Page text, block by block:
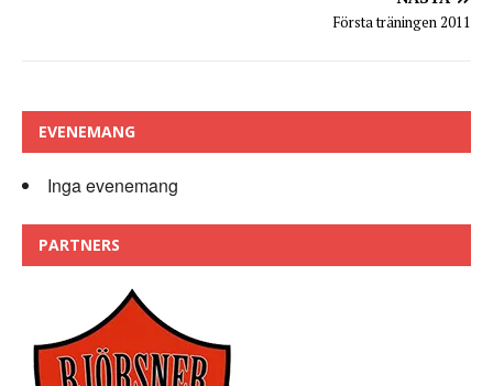
Första träningen 2011
EVENEMANG
Inga evenemang
PARTNERS